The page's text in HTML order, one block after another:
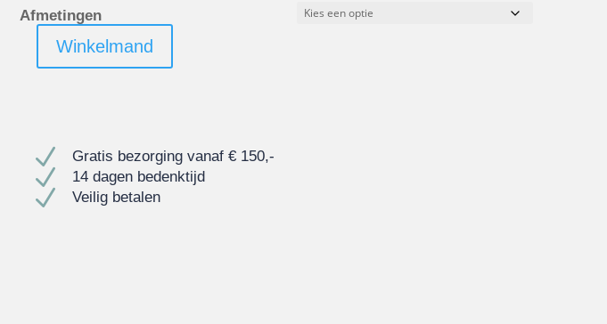
Afmetingen
Winkelmand
N Gratis bezorging vanaf € 150,-
N 14 dagen bedenktijd
N Veilig betalen